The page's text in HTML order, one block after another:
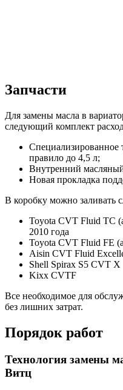
Запчасти
Для замены масла в
следующий комплект
Специализированное
правило до 4,5 л;
Внутренний
Новая прокладка
В коробку можно заливать
Toyota CVT Fluid TC
2010 года
Toyota CVT Fluid FE
Aisin CVT Fluid
Shell Spirax S5 CVT X
Kixx CVTF
Все необходимое для
без лишних затрат.
Порядок работ
Технология замены
Витц